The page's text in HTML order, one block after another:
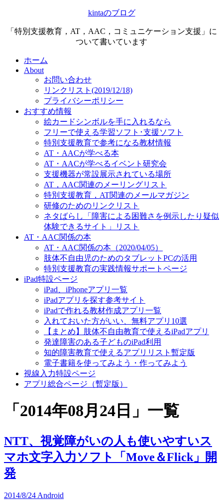
kintaのブログ
「特別支援教育，AT，AAC，コミュニケーション支援」に
ついて書いています
ホーム
About
お問い合わせ
リンクリスト(2019/12/18)
プライバシーポリシー
おすすめ情報
絵カードシンボルを手に入れるなら
フリーで使える学習ソフト･支援ソフト
特別支援教育で参考になる教材情報
AT・AACが学べる本
AT・AACが学べるイベント研究会
支援機器が常設展示されている場所
AT，AAC関連のメーリングリスト
特別支援教育，AT関連のメールマガジン
研修のためのリンクリスト
ネタばらし「障害による困難さを例示したり疑似
体験できるサイト」リスト
AT・AAC関係の本
AT・AAC関係の本（2020/04/05）
肢体不自由児のためのタブレットPCの活用
特別支援教育の実践情報サポートページ
iPad特設ページ
iPad、iPhoneアプリ一覧
iPadアプリを探す参考サイト
iPadで作れる教材作成アプリ一覧
入れておいた方がいい、無料アプリ10選
【まとめ】肢体不自由教育で使えるiPadアプリ
発達障害のある子どものiPad利用
知的障害教育で使えるアプリリスト暫定版
電子書籍を使ってみよう・作ってみよう
視線入力特設ページ
アプリ総合ページ（暫定版）
「 2014年08月24日 」 一覧
NTT、視覚障がいの人も使いやすいス
マホ文字入力ソフト「Move＆Flick」開
発
2014/8/24 Android